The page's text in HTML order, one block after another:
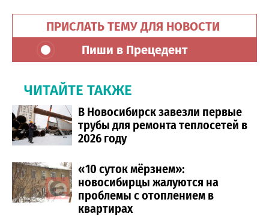
ПРИСЛАТЬ ТЕМУ ДЛЯ НОВОСТИ
Пиши в Прецедент
ЧИТАЙТЕ ТАКЖЕ
В Новосибирск завезли первые
трубы для ремонта теплосетей в
2026 году
«10 суток мёрзнем»:
новосибирцы жалуются на
проблемы с отоплением в
квартирах